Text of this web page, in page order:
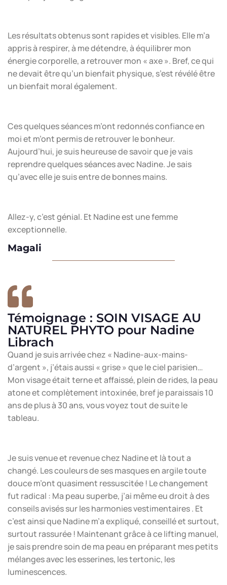
Les résultats obtenus sont rapides et visibles. Elle m’a
appris à respirer, à me détendre, à équilibrer mon
énergie corporelle, a retrouver mon « axe ». Bref, ce qui
ne devait être qu’un bienfait physique, s’est révélé être
un bienfait moral également.
Ces quelques séances m’ont redonnés confiance en
moi et m’ont permis de retrouver le bonheur.
Aujourd’hui, je suis heureuse de savoir que je vais
reprendre quelques séances avec Nadine. Je sais
qu’avec elle je suis entre de bonnes mains.
Allez-y, c’est génial. Et Nadine est une femme
exceptionnelle.
Magali
Témoignage : SOIN VISAGE AU
NATUREL PHYTO pour Nadine
Librach
Quand je suis arrivée chez « Nadine-aux-mains-
d’argent », j’étais aussi « grise » que le ciel parisien…
Mon visage était terne et affaissé, plein de rides, la peau
atone et complètement intoxinée, bref je paraissais 10
ans de plus à 30 ans, vous voyez tout de suite le
tableau.
Je suis venue et revenue chez Nadine et là tout a
changé. Les couleurs de ses masques en argile toute
douce m’ont quasiment ressuscitée ! Le changement
fut radical : Ma peau superbe, j’ai même eu droit à des
conseils avisés sur les harmonies vestimentaires . Et
c’est ainsi que Nadine m’a expliqué, conseillé et surtout,
surtout rassurée ! Maintenant grâce à ce lifting manuel,
je sais prendre soin de ma peau en préparant mes petits
mélanges avec les esserines, les tertonic, les
luminescences.